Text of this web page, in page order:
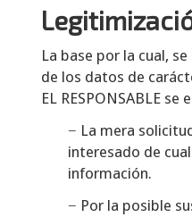
La base por la cual,
de los datos de
EL RESPONSABLE
− La mera
interesado de
información.
− Por la posible